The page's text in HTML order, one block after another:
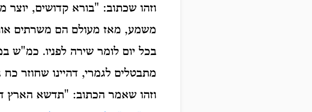
וזהו שכתוב: "בורא קדושים,
משמע, מאז מעולם הם משרתים
בכל יום לומר שירה לפניו. כמ"ש
מתבטלים לגמרי, דהיינו שחוזר כח
וזהו שאמר הכתוב: "תדשא הארץ